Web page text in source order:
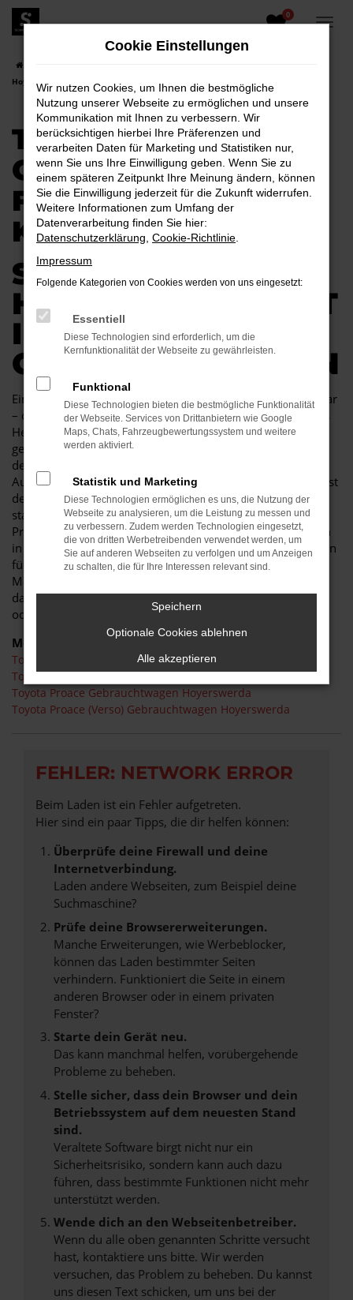
Zum
Hauptinhalt
0
Hoyerswerda kaufen
TOYOTA
GEBRAUCHTWAGEN
FÜR HOYERSWERDA
KAUFEN
SPARSAM IN
HOYERSWERDA MIT
IHREM TOYOTA
GEBRAUCHTWAGEN
Ein Toyota Gebrauchtwagen stellt immer eine gute Wahl dar
– ob in Hoyerswerda oder anderswo. Die Fahrzeuge dieses
Herstellers sind vor allem durch Vielseitigkeit
gekennzeichnet und eignen sich sowohl für Fahrten durch
den Stadtverkehr von Hoyerswerda als auch für die
Autobahn oder Landstraße. Dabei spricht natürlich zunächst
der Preis für einen Toyota Gebrauchtwagen. Sie werden
staunen, wie leicht Ihnen der Einstieg gemacht wird. Zum
Preis gehört in diesem Fall jedoch auch, dass Sie nur selten
in eine Werkstatt müssen, denn Ihr Toyota Gebrauchtwagen
für Hoyerswerda wird vor dem Verkauf in unserer Kfz-
Meisterwerkstatt gründlich überprüft. Wir stellen sicher,
dass alles okay ist und wechseln bei Bedarf auch das eine
oder andere Verschleißteil. Das alles für Ihre Sicherheit.
Modelle
Toyota C-HR Gebrauchtwagen Hoyerswerda
Toyota Yaris Gebrauchtwagen Hoyerswerda
Toyota Proace Gebrauchtwagen Hoyerswerda
Toyota Proace (Verso) Gebrauchtwagen Hoyerswerda
FEHLER: NETWORK ERROR
Beim Laden ist ein Fehler aufgetreten.
Hier sind ein paar Tipps, die dir helfen können:
Überprüfe deine Firewall und deine
Internetverbindung.
Laden andere Webseiten, zum Beispiel deine
Suchmaschine?
Prüfe deine Browsererweiterungen.
Manche Erweiterungen, wie Werbeblocker,
können das Laden bestimmter Seiten
verhindern. Funktioniert die Seite in einem
anderen Browser oder in einem privaten
Fenster?
Starte dein Gerät neu.
Das kann manchmal helfen, vorübergehende
Probleme zu beheben.
Stelle sicher, dass dein Browser und dein
Betriebssystem auf dem neuesten Stand
sind.
Veraltete Software birgt nicht nur ein
Sicherheitsrisiko, sondern kann auch dazu
führen, dass bestimmte Funktionen nicht mehr
unterstützt werden.
Wende dich an den Webseitenbetreiber.
Wenn du alle oben genannten Schritte versucht
hast, kontaktiere uns bitte. Wir werden
versuchen, das Problem zu beheben. Du kannst
uns diesen Text schicken, um uns bei der
Cookie Einstellungen
Wir nutzen Cookies, um Ihnen die bestmögliche
Nutzung unserer Webseite zu ermöglichen und unsere
Kommunikation mit Ihnen zu verbessern. Wir
berücksichtigen hierbei Ihre Präferenzen und
verarbeiten Daten für Marketing und Statistiken nur,
wenn Sie uns Ihre Einwilligung geben. Wenn Sie zu
einem späteren Zeitpunkt Ihre Meinung ändern, können
Sie die Einwilligung jederzeit für die Zukunft widerrufen.
Weitere Informationen zum Umfang der
Datenverarbeitung finden Sie hier:
Datenschutzerklärung Cookie-Richtlinie
Impressum
Folgende Kategorien von Cookies werden von uns eingesetzt:
Essentiell
Diese Technologien sind erforderlich, um die
Kernfunktionalität der Webseite zu gewährleisten.
Funktional
Diese Technologien bieten die bestmögliche Funktionalität
der Webseite. Services von Drittanbietern wie Google
Maps, Chats, Fahrzeugbewertungssystem und weitere
werden aktiviert.
Statistik und Marketing
Diese Technologien ermöglichen es uns, die Nutzung der
Webseite zu analysieren, um die Leistung zu messen und
zu verbessern. Zudem werden Technologien eingesetzt,
die von dritten Werbetreibenden verwendet werden, um
Sie auf anderen Webseiten zu verfolgen und um Anzeigen
zu schalten, die für Ihre Interessen relevant sind.
Speichern
Optionale Cookies ablehnen
Alle akzeptieren